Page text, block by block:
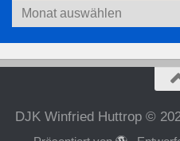
Archiv
DJK Winfried Huttrop ©